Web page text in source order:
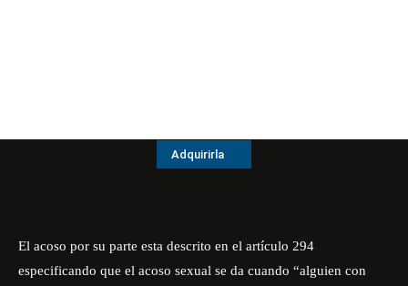
Adquirirla
El acoso por su parte esta descrito en el artículo 294
especificando que el acoso sexual se da cuando “alguien con